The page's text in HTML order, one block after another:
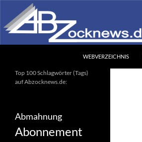
Inhalt
springen
WEBVERZEICHNIS
Ihr unabhängiges
Informationsportal
Top 100 Schlagwörter (Tags)
auf Abzocknews.de:
Abmahnung
Abonnement